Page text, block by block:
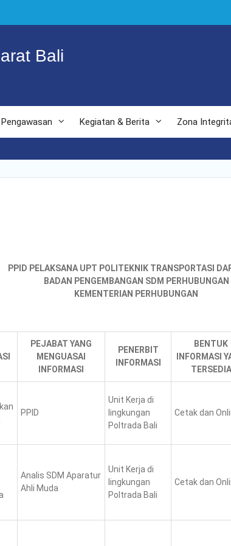
Bali
Pengawasan Kegiatan & Berita Zona
PPID PELAKSANA UPT POLITEKNIK TRANSPORTASI
BADAN PENGEMBANGAN SDM PERHUBUNGAN
KEMENTERIAN PERHUBUNGAN
PEJABAT YANG
MENGUASAI
INFORMASI
PENERBIT
INFORMASI
BENTUK
INFORMASI
TERSEDIA
PPID
Unit Kerja di
lingkungan
Poltrada Bali
Cetak dan
Analis SDM Aparatur
Ahli Muda
Unit Kerja di
lingkungan
Poltrada Bali
Cetak dan